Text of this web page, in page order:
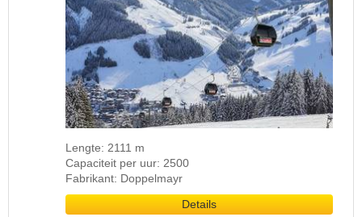
Lengte: 2111 m
Capaciteit per uur: 2500
Fabrikant: Doppelmayr
Details